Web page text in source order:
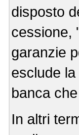
disposto
cessione,
garanzie
esclude
banca
In altri